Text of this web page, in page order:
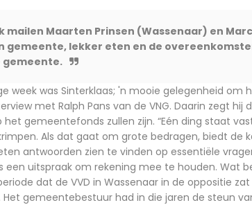
mailen Maarten Prinsen (Wassenaar) en
gemeente, lekker eten en de
gemeente.
week was Sinterklaas; 'n mooie gelegenheid om
met Ralph Pans van de VNG. Daarin zegt
gemeentefonds zullen zijn. “Eén ding staat
Als dat gaat om grote bedragen, biedt de
antwoorden zien te vinden op essentiële
een uitspraak om rekening mee te houden. Wat
dat de VVD in Wassenaar in de oppositie
gemeentebestuur had in die jaren de steun